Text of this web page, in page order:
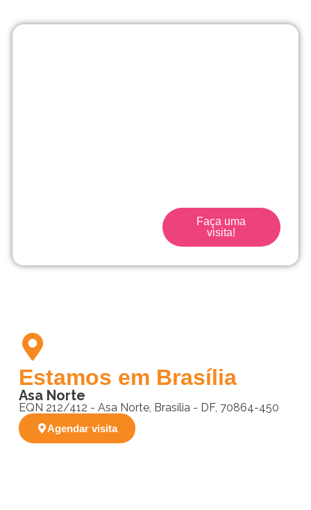
Faça uma
visita!
Estamos em Brasília
Asa Norte
EQN 212/412 - Asa Norte, Brasília - DF, 70864-450
Agendar visita